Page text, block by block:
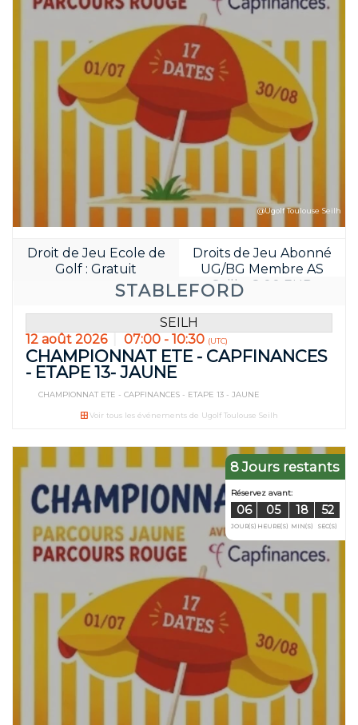
Réservez
02
STABLEFORD
Droit de Jeu Ecole de
Golf : Gratuit
Droits de Jeu Abonné
UG/BG Membre AS
Seilh : 8.00 EUR
@Ugolf Toulouse Seilh
SEILH
12 août 2026
07:00 - 10:30 (UTC)
CHAMPIONNAT ETE - CAPFINANCES
- ETAPE 13- JAUNE
CHAMPIONNAT ETE - CAPFINANCES - ETAPE 13 - JAUNE
Voir tous les événements de Ugolf Toulouse Seilh
8 Jours restants